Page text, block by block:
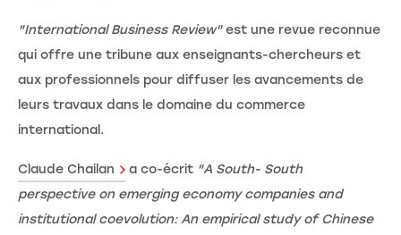
"International Business Review"est une revue reconnue
qui offre une tribune aux enseignants-chercheurs et
aux professionnels pour diffuser les avancements de
leurs travaux dans le domaine du commerce
international.
Claude Chailan a co-écrit "A South- South
perspective on emerging economy companies and
institutional coevolution: An empirical study of Chinese